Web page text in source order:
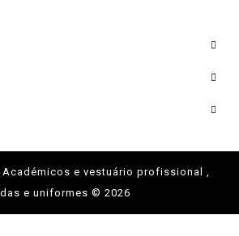
Académicos e vestuário profissional ,
e uniformes © 2026